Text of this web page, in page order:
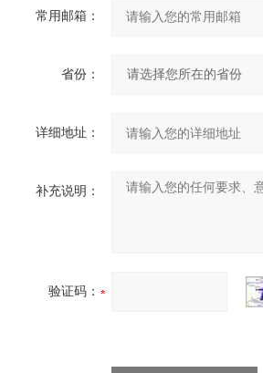
常用邮箱：
省份：
详细地址：
补充说明：
验证码：